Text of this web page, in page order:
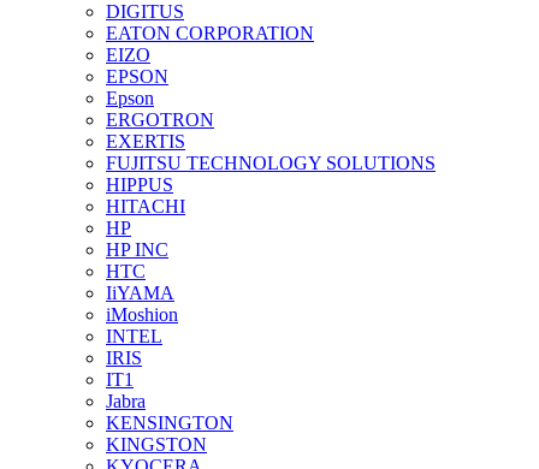
DIGITUS
EATON CORPORATION
EIZO
EPSON
Epson
ERGOTRON
EXERTIS
FUJITSU TECHNOLOGY SOLUTIONS
HIPPUS
HITACHI
HP
HP INC
HTC
IiYAMA
iMoshion
INTEL
IRIS
IT1
Jabra
KENSINGTON
KINGSTON